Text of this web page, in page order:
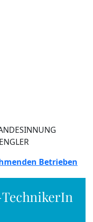
Betrieben